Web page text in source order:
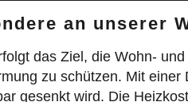
an unserer
das Ziel, die Wohn-
zu schützen. Mit
gesenkt wird. Die